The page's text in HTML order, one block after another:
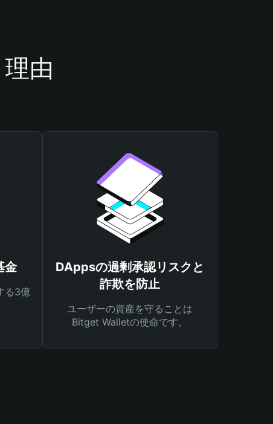
由
金
る3億
DAppsの過剰承認リスクと
詐欺を防止
ユーザーの資産を守ることは
Bitget Walletの使命です。